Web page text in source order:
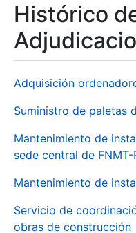
Histórico
Adquisición
Suministro de paletas
Mantenimiento de
sede central de FNMT-
Mantenimiento de
Servicio de
obras de construcción